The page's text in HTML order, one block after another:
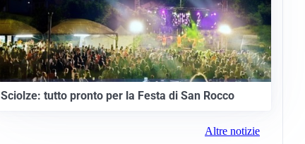
Sciolze: tutto pronto per la Festa di San Rocco
Altre notizie